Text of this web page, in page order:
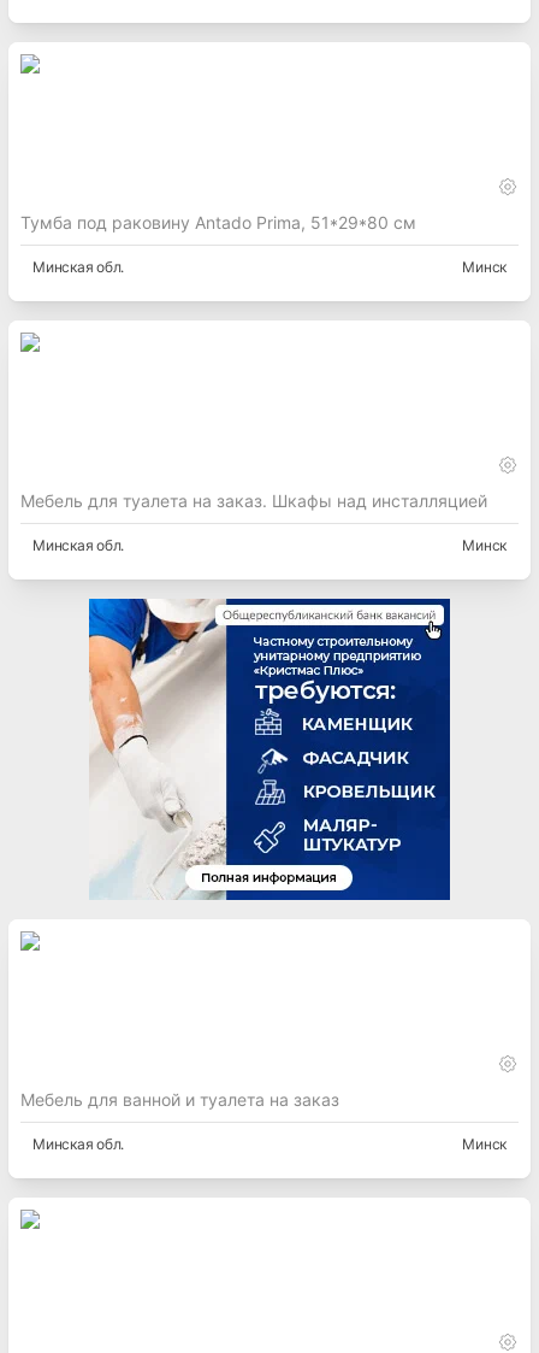
Тумба под раковину Antado Prima, 51*29*80 см
Минская обл. Минск
Мебель для туалета на заказ. Шкафы над инсталляцией
Минская обл. Минск
Мебель для ванной и туалета на заказ
Минская обл. Минск